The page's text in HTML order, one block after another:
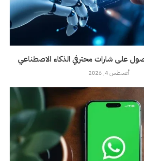
على شارات محترفي الذكاء الاصطناعي
أغسطس 4, 2026